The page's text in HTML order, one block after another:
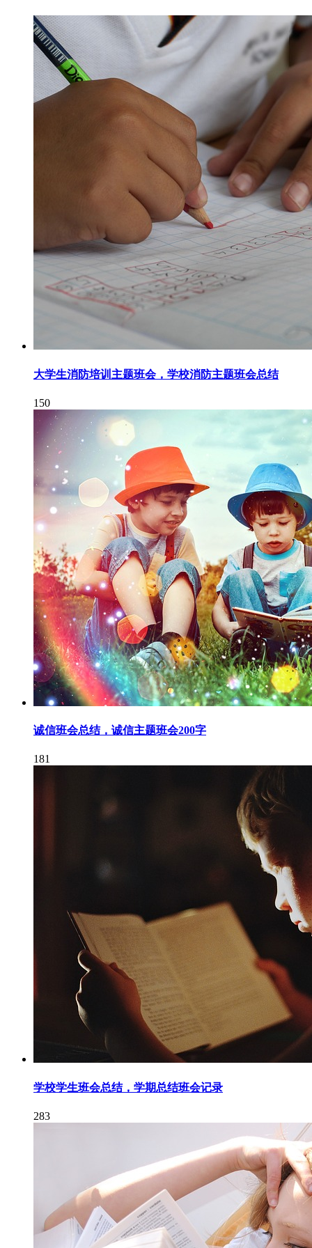
大学生消防培训主题班会，学校消防主题班会总结
150
诚信班会总结，诚信主题班会200字
181
学校学生班会总结，学期总结班会记录
283